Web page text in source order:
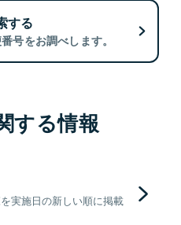
する
号をお調べします。
する情報
実施日の新しい順に掲載